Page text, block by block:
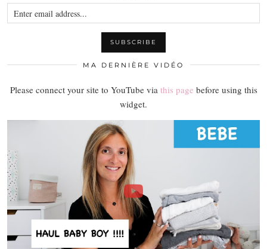
MA DERNIÈRE VIDÉO
Please connect your site to YouTube via this page before using this
widget.